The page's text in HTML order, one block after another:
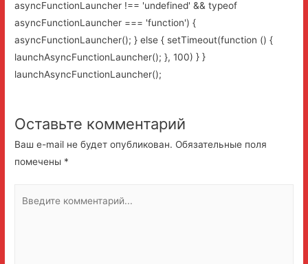
asyncFunctionLauncher !== 'undefined' && typeof
asyncFunctionLauncher === 'function') {
asyncFunctionLauncher(); } else { setTimeout(function () {
launchAsyncFunctionLauncher(); }, 100) } }
launchAsyncFunctionLauncher();
Оставьте комментарий
Ваш e-mail не будет опубликован. Обязательные поля
помечены *
комментарий...